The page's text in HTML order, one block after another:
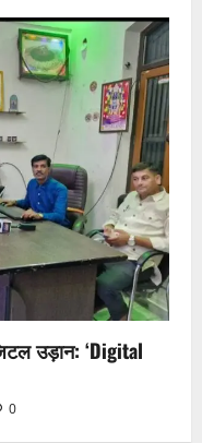
उड़ान: ‘Digital
0